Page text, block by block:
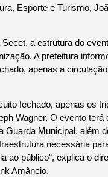
Esporte e Turismo,
a estrutura do
A prefeitura
apenas a
fechado, apenas os
Wagner. O evento terá
Guarda Municipal, além
necessária
ao público”, explica o
Amâncio.